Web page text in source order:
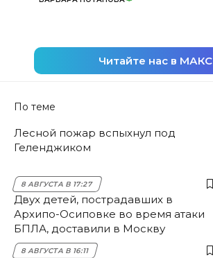
Читайте нас в МАКС
По теме
Лесной пожар вспыхнул под
Геленджиком
8 АВГУСТА В 17:27
Двух детей, пострадавших в
Архипо-Осиповке во время атаки
БПЛА, доставили в Москву
8 АВГУСТА В 16:11